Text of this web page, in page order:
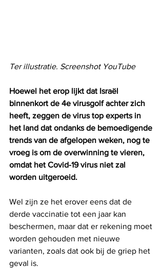
Ter illustratie. Screenshot YouTube
Hoewel het erop lijkt dat Israël
binnenkort de 4e virusgolf achter zich
heeft, zeggen de virus top experts in
het land dat ondanks de bemoedigende
trends van de afgelopen weken, nog te
vroeg is om de overwinning te vieren,
omdat het Covid-19 virus niet zal
worden uitgeroeid.
Wel zijn ze het erover eens dat de
derde vaccinatie tot een jaar kan
beschermen, maar dat er rekening moet
worden gehouden met nieuwe
varianten, zoals dat ook bij de griep het
geval is.